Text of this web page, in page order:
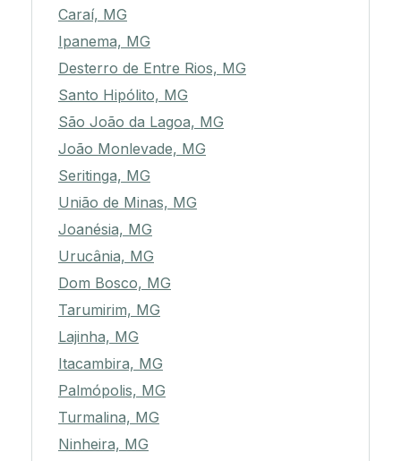
Caraí, MG
Ipanema, MG
Desterro de Entre Rios, MG
Santo Hipólito, MG
São João da Lagoa, MG
João Monlevade, MG
Seritinga, MG
União de Minas, MG
Joanésia, MG
Urucânia, MG
Dom Bosco, MG
Tarumirim, MG
Lajinha, MG
Itacambira, MG
Palmópolis, MG
Turmalina, MG
Ninheira, MG